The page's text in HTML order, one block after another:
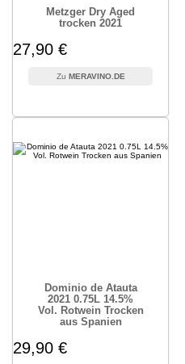
Metzger Dry Aged
trocken 2021
27,90 €
MERAVINO.DE
Dominio de Atauta
2021 0.75L 14.5%
Vol. Rotwein Trocken
aus Spanien
29,90 €